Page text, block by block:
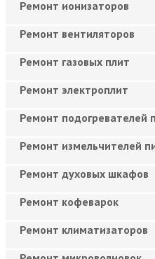
Ремонт ионизаторов
Ремонт вентиляторов
Ремонт газовых плит
Ремонт электроплит
Ремонт подогревателей
Ремонт измельчителей
Ремонт духовых шкафов
Ремонт кофеварок
Ремонт климатизаторов